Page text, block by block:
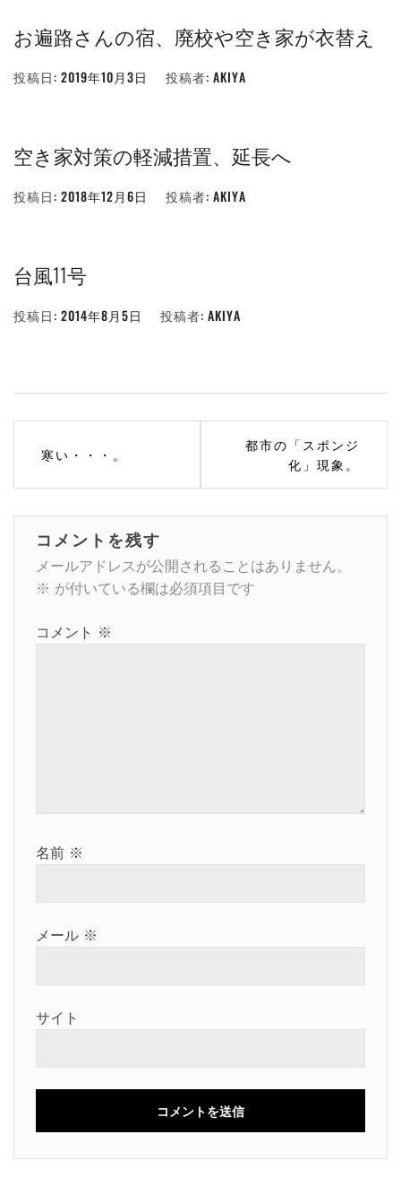
お遍路さんの宿、廃校や空き家が衣替え
投稿日: 2019年10月3日 投稿者: AKIYA
空き家対策の軽減措置、延長へ
投稿日: 2018年12月6日 投稿者: AKIYA
台風11号
投稿日: 2014年8月5日 投稿者: AKIYA
寒い・・・。
都市の「スポンジ
化」現象。
コメントを残す
メールアドレスが公開されることはありません。
※ が付いている欄は必須項目です
コメント ※
名前 ※
メール ※
サイト